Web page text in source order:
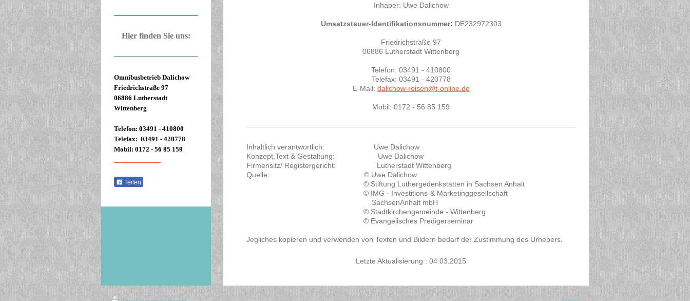
Inhaber: Uwe Dalichow
Umsatzsteuer-Identifikationsnummer: DE232972303
Friedrichstraße 97
06886 Lutherstadt Wittenberg
Telefon: 03491 - 410800
Telefax: 03491 - 420778
E-Mail: dalichow-reisen@t-online.de
Mobil: 0172 - 56 85 159
Inhaltlich verantwortlich: Uwe Dalichow
Konzept,Text & Gestaltung: Uwe Dalichow
Firmensitz/ Registergericht: Lutherstadt Wittenberg
Quelle: © Uwe Dalichow
© Stiftung Luthergedenkstätten in Sachsen Anhalt
© IMG - Investitions-& Marketinggesellschaft
SachsenAnhalt mbH
© Stadtkirchengemeinde - Wittenberg
© Evangelisches Predigerseminar
Jegliches kopieren und verwenden von Texten und Bildern bedarf der Zustimmung des Urhebers.
Letzte Aktualisierung : 04.03.2015
Hier finden Sie uns:
Omnibusbetrieb Dalichow
Friedrichstraße 97
06886 Lutherstadt
Wittenberg
Telefon: 03491 - 410800
Telefax: 03491 - 420778
Mobil: 0172 - 56 85 159
Teilen